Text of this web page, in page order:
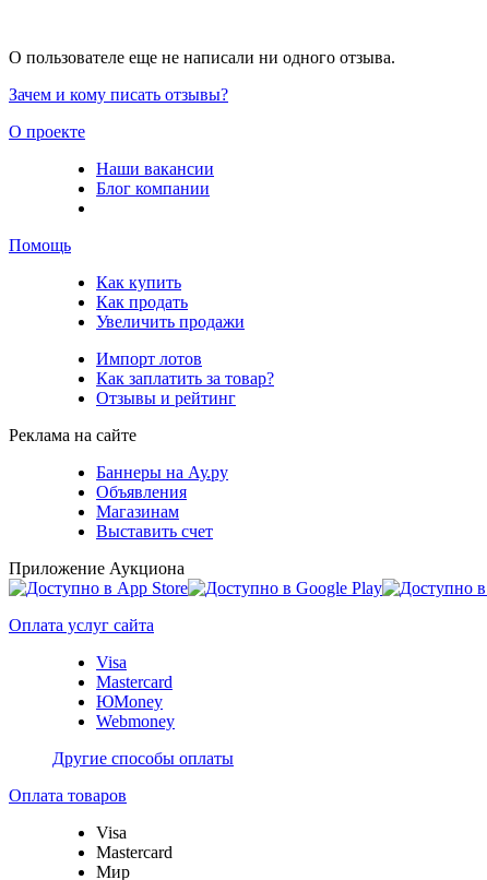
О пользователе еще не написали ни одного отзыва.
Зачем и кому писать отзывы?
О проекте
Наши вакансии
Блог компании
Помощь
Как купить
Как продать
Увеличить продажи
Импорт лотов
Как заплатить за товар?
Отзывы и рейтинг
Реклама на сайте
Баннеры на Ау.ру
Объявления
Магазинам
Выставить счет
Приложение Аукциона
Оплата услуг сайта
Visa
Mastercard
ЮMoney
Webmoney
Другие способы оплаты
Оплата товаров
Visa
Mastercard
Мир